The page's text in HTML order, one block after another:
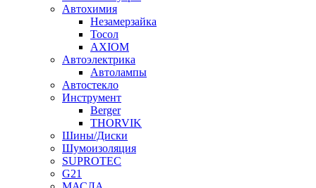
Автохимия
Незамерзайка
Тосол
AXIOM
Автоэлектрика
Автолампы
Автостекло
Инструмент
Berger
THORVIK
Шины/Диски
Шумоизоляция
SUPROTEC
G21